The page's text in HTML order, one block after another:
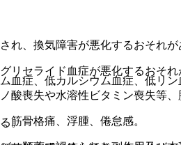
、換気障害が悪化するおそれが
セライド血症が悪化するおそれ
。
症、低カルシウム血症、低リ
酸喪失や水溶性ビタミン喪失等、
筋骨格痛、浮腫、倦怠感。